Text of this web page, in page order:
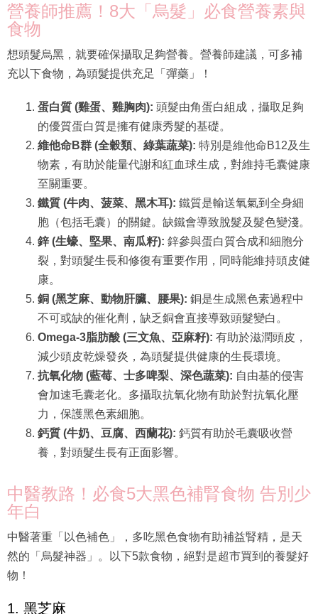
營養師推薦！8大「烏髮」必食營養素與
食物
想頭髮烏黑，就要確保攝取足夠營養。營養師建議，可多補
充以下食物，為頭髮提供充足「彈藥」！
蛋白質 (雞蛋、雞胸肉): 頭髮由角蛋白組成，攝取足夠
的優質蛋白質是擁有健康秀髮的基礎。
維他命B群 (全穀類、綠葉蔬菜): 特別是維他命B12及生
物素，有助於能量代謝和紅血球生成，對維持毛囊健康
至關重要。
鐵質 (牛肉、菠菜、黑木耳): 鐵質是輸送氧氣到全身細
胞（包括毛囊）的關鍵。缺鐵會導致脫髮及髮色變淺。
鋅 (生蠔、堅果、南瓜籽): 鋅參與蛋白質合成和細胞分
裂，對頭髮生長和修復有重要作用，同時能維持頭皮健
康。
銅 (黑芝麻、動物肝臟、腰果): 銅是生成黑色素過程中
不可或缺的催化劑，缺乏銅會直接導致頭髮變白。
Omega-3脂肪酸 (三文魚、亞麻籽): 有助於滋潤頭皮，
減少頭皮乾燥發炎，為頭髮提供健康的生長環境。
抗氧化物 (藍莓、士多啤梨、深色蔬菜): 自由基的侵害
會加速毛囊老化。多攝取抗氧化物有助於對抗氧化壓
力，保護黑色素細胞。
鈣質 (牛奶、豆腐、西蘭花): 鈣質有助於毛囊吸收營
養，對頭髮生長有正面影響。
中醫教路！必食5大黑色補腎食物 告別少
年白
中醫著重「以色補色」，多吃黑色食物有助補益腎精，是天
然的「烏髮神器」。以下5款食物，絕對是超市買到的養髮好
物！
1. 黑芝麻